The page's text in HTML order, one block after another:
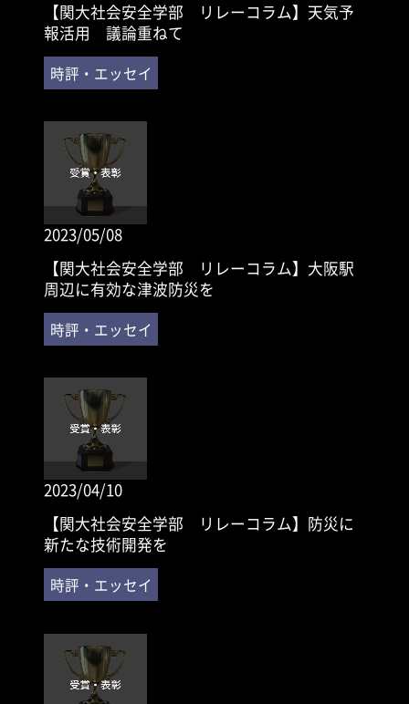
【関大社会安全学部 リレーコラム】天気予
報活用 議論重ねて
2023/05/08
【関大社会安全学部 リレーコラム】大阪駅
周辺に有効な津波防災を
2023/04/10
【関大社会安全学部 リレーコラム】防災に
新たな技術開発を